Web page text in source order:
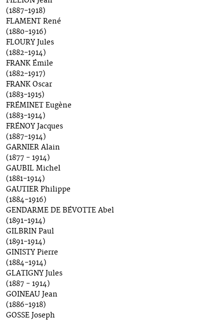
(1887-1918)
FLAMENT René
(1880-1916)
FLOURY Jules
(1882-1914)
FRANK Émile
(1882-1917)
FRANK Oscar
(1883-1915)
FRÉMINET Eugène
(1883-1914)
FRÉNOY Jacques
(1887-1914)
GARNIER Alain
(1877 - 1914)
GAUBIL Michel
(1881-1914)
GAUTIER Philippe
(1884-1916)
GENDARME DE BÉVOTTE Abel
(1891-1914)
GILBRIN Paul
(1891-1914)
GINISTY Pierre
(1884-1914)
GLATIGNY Jules
(1887 - 1914)
GOINEAU Jean
(1886-1918)
GOSSE Joseph